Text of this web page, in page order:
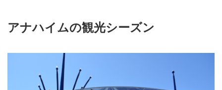
アナハイムの観光シーズン